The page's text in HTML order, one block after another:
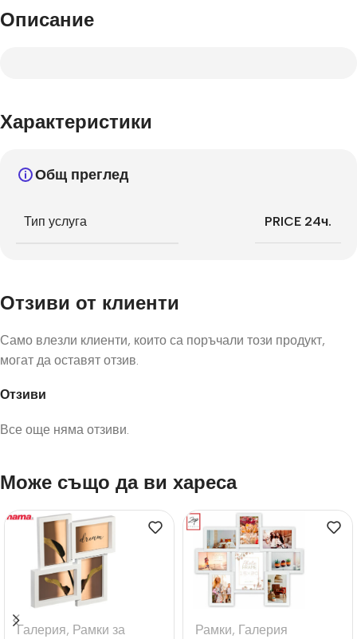
Описание
Характеристики
Общ преглед
Тип услуга PRICE 24ч.
Отзиви от клиенти
Отзиви
Все още няма отзиви.
Само влезли клиенти, които са поръчали този продукт,
могат да оставят отзив.
Може също да ви хареса
Галерия, Рамки за
Рамки, Галерия